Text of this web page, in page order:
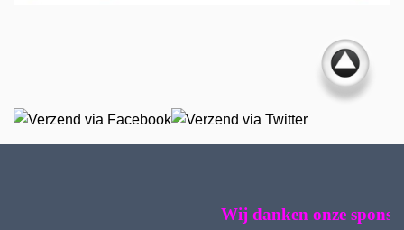
Wij danken onze